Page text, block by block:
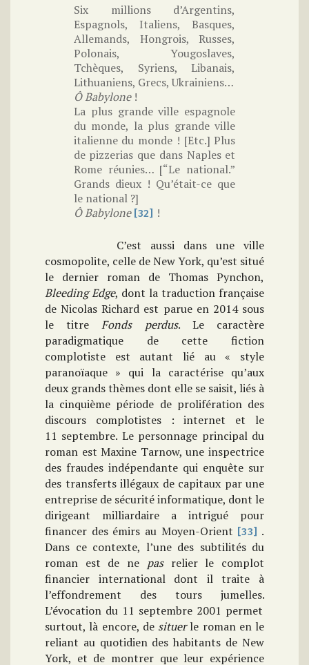
Six millions d’Argentins,
Espagnols, Italiens, Basques,
Allemands, Hongrois, Russes,
Polonais, Yougoslaves,
Tchèques, Syriens, Libanais,
Lithuaniens, Grecs, Ukrainiens…
Ô Babylone!
La plus grande ville espagnole
du monde, la plus grande ville
italienne du monde ! [Etc.] Plus
de pizzerias que dans Naples et
Rome réunies… [“Le national.”
Grands dieux ! Qu’était-ce que
le national ?]
Ô Babylone [32] !
C’est aussi dans une ville
cosmopolite, celle de New York, qu’est situé
le dernier roman de Thomas Pynchon,
Bleeding Edge, dont la traduction française
de Nicolas Richard est parue en 2014 sous
le titreFonds perdus. Le caractère
paradigmatique de cette fiction
complotiste est autant lié au « style
paranoïaque » qui la caractérise qu’aux
deux grands thèmes dont elle se saisit, liés à
la cinquième période de prolifération des
discours complotistes : internet et le
11 septembre. Le personnage principal du
roman est Maxine Tarnow, une inspectrice
des fraudes indépendante qui enquête sur
des transferts illégaux de capitaux par une
entreprise de sécurité informatique, dont le
dirigeant milliardaire a intrigué pour
financer des émirs au Moyen-Orient [33] .
Dans ce contexte, l’une des subtilités du
roman est de ne pas relier le complot
financier international dont il traite à
l’effondrement des tours jumelles.
L’évocation du 11 septembre 2001 permet
surtout, là encore, de situerle roman en le
reliant au quotidien des habitants de New
York, et de montrer que leur expérience